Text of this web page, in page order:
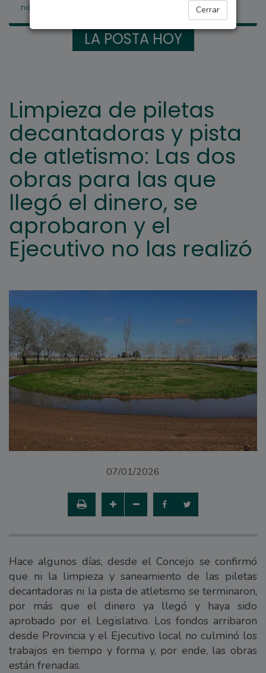
Cerrar
no las realizó
LA POSTA HOY
Limpieza de piletas
decantadoras y pista
de atletismo: Las dos
obras para las que
llegó el dinero, se
aprobaron y el
Ejecutivo no las realizó
07/01/2026
Hace algunos días, desde el Concejo se confirmó
que ni la limpieza y saneamiento de las piletas
decantadoras ni la pista de atletismo se terminaron,
por más que el dinero ya llegó y haya sido
aprobado por el Legislativo. Los fondos arribaron
desde Provincia y el Ejecutivo local no culminó los
trabajos en tiempo y forma y, por ende, las obras
están frenadas.